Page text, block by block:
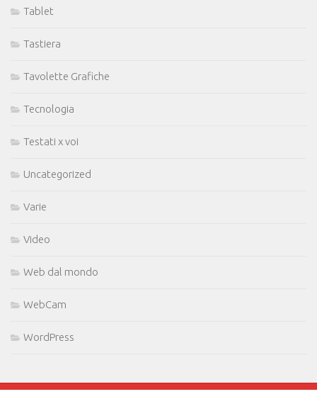
Tablet
Tastiera
Tavolette Grafiche
Tecnologia
Testati x voi
Uncategorized
Varie
Video
Web dal mondo
WebCam
WordPress